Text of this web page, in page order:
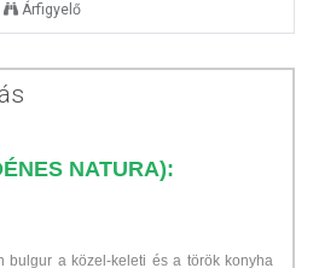
Árfigyelő
NATURA):
bulgur a közel-keleti és a török konyha